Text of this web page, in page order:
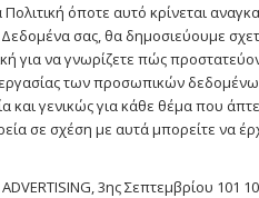
όποτε αυτό κρίνεται
σας, θα δημοσιεύουμε
για να γνωρίζετε πώς
των προσωπικών
και γενικώς για κάθε θέμα που
σε σχέση με αυτά μπορείτε να
3ης Σεπτεμβρίου 101